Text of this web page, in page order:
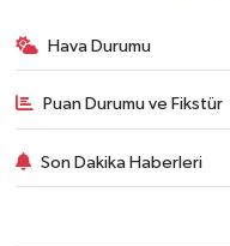
Hava Durumu
Puan Durumu ve Fikstür
Son Dakika Haberleri